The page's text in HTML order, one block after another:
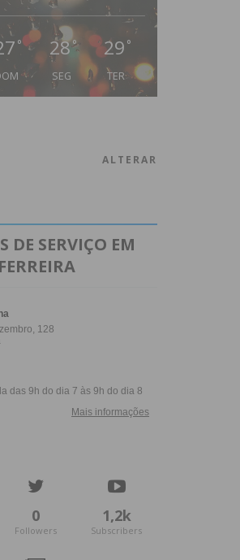
° 28°
SEG
29 °
TER
ALTERAR
DE SERVIÇO EM
0
Followers
1,2k
Subscribers